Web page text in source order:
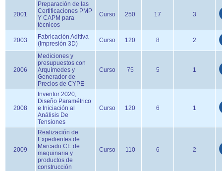
2001
Preparación de las
Certificaciones PMP
Y CAPM para
técnicos
Curso 250 17 3
2003
Fabricación Aditiva
(Impresión 3D)
Curso 120 8 2
2006
Mediciones y
presupuestos con
Arquímedes y
Generador de
Precios de CYPE
Curso 75 5 1
2008
Inventor 2020,
Diseño Paramétrico
e Iniciación al
Análisis De
Tensiones
Curso 120 6 1
2009
Realización de
Expedientes de
Marcado CE de
maquinaria y
productos de
construcción
Curso 110 6 2